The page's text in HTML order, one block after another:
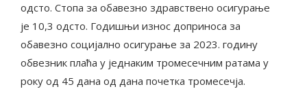
одсто. Стопа за обавезно здравствено осигурање
је 10,3 одсто. Годишњи износ доприноса за
обавезно социјално осигурање за 2023. годину
обвезник плаћа у једнаким тромесечним ратама у
року од 45 дана од дана почетка тромесечја.